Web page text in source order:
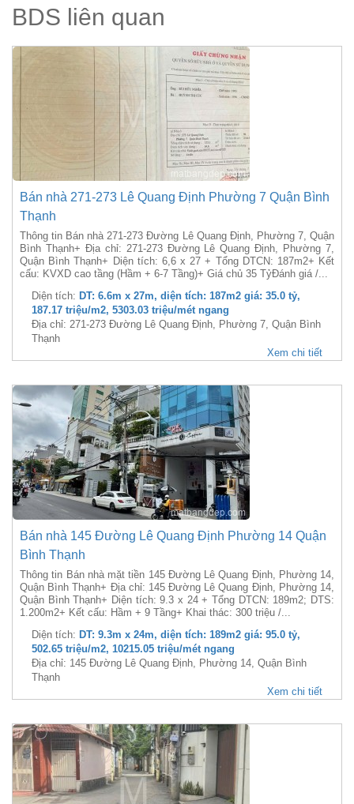
BDS liên quan
Bán nhà 271-273 Lê Quang Định Phường 7 Quận Bình
Thạnh
Thông tin Bán nhà 271-273 Đường Lê Quang Định, Phường 7, Quận
Bình Thạnh+ Địa chỉ: 271-273 Đường Lê Quang Định, Phường 7,
Quận Bình Thạnh+ Diện tích: 6,6 x 27 + Tổng DTCN: 187m2+ Kết
cấu: KVXD cao tầng (Hầm + 6-7 Tầng)+ Giá chủ 35 TỷĐánh giá /...
Diện tích: DT: 6.6m x 27m, diện tích: 187m2 giá: 35.0 tỷ,
187.17 triệu/m2, 5303.03 triệu/mét ngang
Địa chỉ: 271-273 Đường Lê Quang Định, Phường 7, Quận Bình
Thạnh
Xem chi tiết
Bán nhà 145 Đường Lê Quang Định Phường 14 Quận
Bình Thạnh
Thông tin Bán nhà mặt tiền 145 Đường Lê Quang Định, Phường 14,
Quận Bình Thạnh+ Địa chỉ: 145 Đường Lê Quang Định, Phường 14,
Quận Bình Thạnh+ Diện tích: 9.3 x 24 + Tổng DTCN: 189m2; DTS:
1.200m2+ Kết cấu: Hầm + 9 Tầng+ Khai thác: 300 triệu /...
Diện tích: DT: 9.3m x 24m, diện tích: 189m2 giá: 95.0 tỷ,
502.65 triệu/m2, 10215.05 triệu/mét ngang
Địa chỉ: 145 Đường Lê Quang Định, Phường 14, Quận Bình
Thạnh
Xem chi tiết